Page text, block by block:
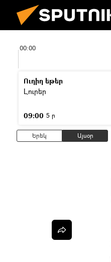
00:00
Ուղիղ եթեր
Լուրեր
09:00 5 ր
Երեկ Այսօր